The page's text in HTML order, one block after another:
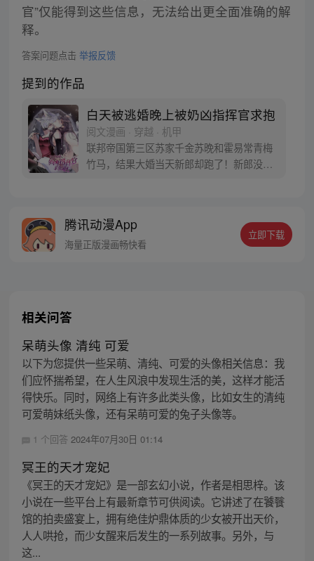
官”仅能得到这些信息，无法给出更全面准确的解
释。
答案问题点击 举报反馈
提到的作品
白天被逃婚晚上被奶凶指挥官求抱
阅文漫画 · 穿越 · 机甲
联邦帝国第三区苏家千金苏晚和霍易常青梅
竹马，结果大婚当天新郎却跑了！新郎没
晚。 苏晚顿时决定，就他了！ 登记结婚，走
完婚礼过场，一气呵成！ 却发现他竟是帝国
腾讯动漫App
海量正版漫画畅快看
立即下载
相关问答
呆萌头像 清纯 可爱
以下为您提供一些呆萌、清纯、可爱的头像相关信息：我
们应怀揣希望，在人生风浪中发现生活的美，这样才能活
得快乐。同时，网络上有许多此类头像，比如女生的清纯
可爱萌妹纸头像，还有呆萌可爱的兔子头像等。
1 个回答 2024年07月30日 01:14
冥王的天才宠妃
《冥王的天才宠妃》是一部玄幻小说，作者是相思梓。该
小说在一些平台上有最新章节可供阅读。它讲述了在饕餮
馆的拍卖盛宴上，拥有绝佳炉鼎体质的少女被开出天价，
人人哄抢，而少女醒来后发生的一系列故事。另外，与
这...